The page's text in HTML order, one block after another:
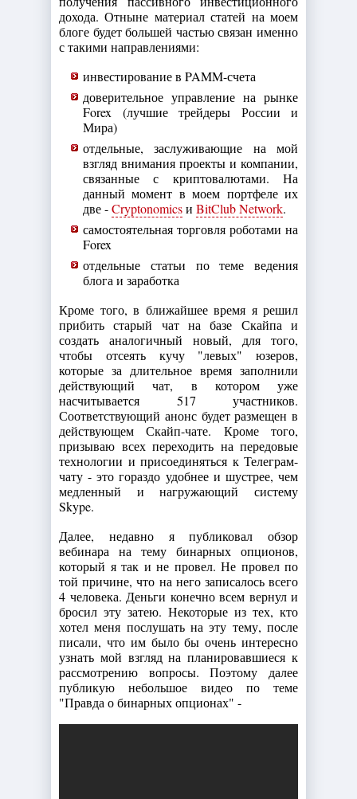
дохода. Отныне материал статей на моем
блоге будет большей частью связан именно
с такими направлениями:
инвестирование в PAMM-счета
доверительное управление на рынке
Forex (лучшие трейдеры России и
Мира)
отдельные, заслуживающие на мой
взгляд внимания проекты и компании,
связанные с криптовалютами. На
данный момент в моем портфеле их
две -Cryptonomicsи BitClub Network.
самостоятельная торговля роботами на
Forex
отдельные статьи по теме ведения
блога и заработка
Кроме того, в ближайшее время я решил
прибить старый чат на базе Скайпа и
создать аналогичный новый, для того,
чтобы отсеять кучу "левых" юзеров,
которые за длительное время заполнили
действующий чат, в котором уже
насчитывается 517 участников.
Соответствующий анонс будет размещен в
действующем Скайп-чате. Кроме того,
призываю всех переходить на передовые
технологии и присоединяться к Телеграм-
чату - это гораздо удобнее и шустрее, чем
медленный и нагружающий систему
Skype.
Далее, недавно я публиковал обзор
вебинара на тему бинарных опционов,
который я так и не провел. Не провел по
той причине, что на него записалось всего
4 человека. Деньги конечно всем вернул и
бросил эту затею. Некоторые из тех, кто
хотел меня послушать на эту тему, после
писали, что им было бы очень интересно
узнать мой взгляд на планировавшиеся к
рассмотрению вопросы. Поэтому далее
публикую небольшое видео по теме
"Правда о бинарных опционах" -